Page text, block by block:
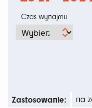
Czas wynajmu
Zastosowanie: na